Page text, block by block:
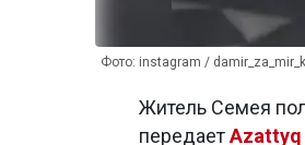
Фото: instagram /
Житель Семея
передаетAzattyq